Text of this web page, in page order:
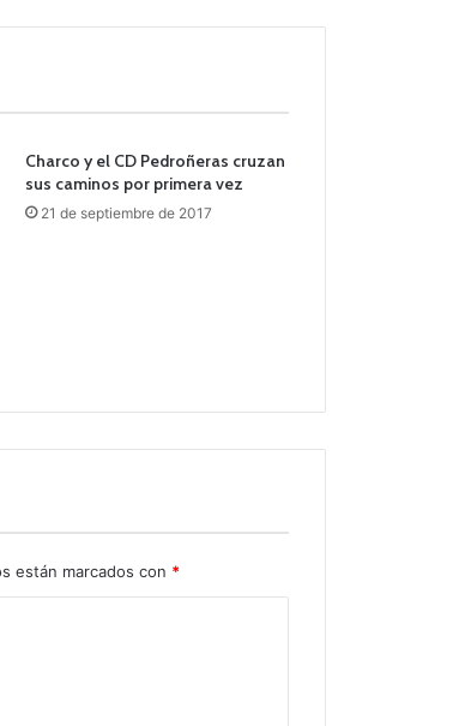
Charco y el CD Pedroñeras cruzan
sus caminos por primera vez
21 de septiembre de 2017
están marcados con *